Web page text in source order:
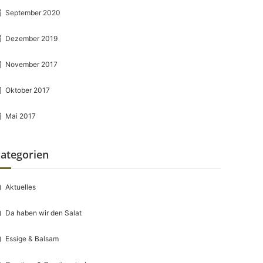
September 2020
Dezember 2019
November 2017
Oktober 2017
Mai 2017
Aktuelles
Da haben wir den Salat
Essige & Balsam